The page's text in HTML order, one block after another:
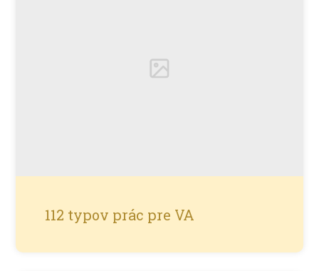
112 typov prác pre VA